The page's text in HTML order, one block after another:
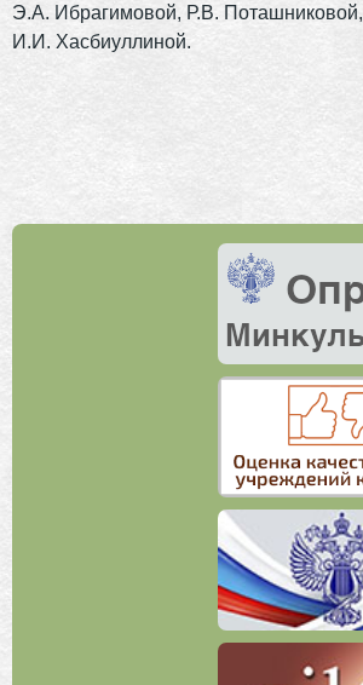
Э.А. Ибрагимовой, Р.В. Поташниковой,
И.И. Хасбиуллиной.